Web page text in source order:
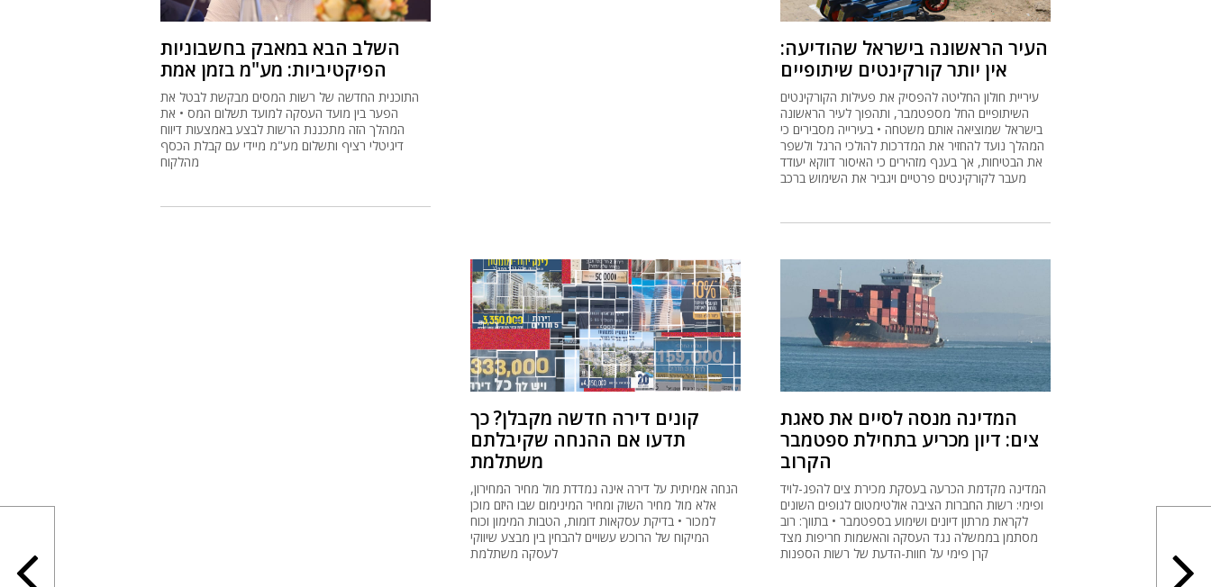
השלב הבא במאבק בחשבוניות
הפיקטיביות: מע"מ בזמן אמת
התוכנית החדשה של רשות המסים מבקשת לבטל את
הפער בין מועד העסקה למועד תשלום המס • את
המהלך הזה מתכננת הרשות לבצע באמצעות דיווח
דיגיטלי רציף ותשלום מע"מ מיידי עם קבלת הכסף
מהלקוח
העיר הראשונה בישראל שהודיעה:
אין יותר קורקינטים שיתופיים
עיריית חולון החליטה להפסיק את פעילות הקורקינטים
השיתופיים החל מספטמבר, ותהפוך לעיר הראשונה
בישראל שמוציאה אותם משטחה • בעירייה מסבירים כי
המהלך נועד להחזיר את המדרכות להולכי הרגל ולשפר
את הבטיחות, אך בענף מזהירים כי האיסור דווקא יעודד
מעבר לקורקינטים פרטיים ויגביר את השימוש ברכב
קונים דירה חדשה מקבלן? כך
תדעו אם ההנחה שקיבלתם
משתלמת
הנחה אמיתית על דירה אינה נמדדת מול מחיר המחירון,
אלא מול מחיר השוק ומחיר המינימום שבו היזם מוכן
למכור • בדיקת עסקאות דומות, הטבות המימון וכוח
המיקוח של הרוכש עשויים להבחין בין מבצע שיווקי
לעסקה משתלמת
המדינה מנסה לסיים את סאגת
צים: דיון מכריע בתחילת ספטמבר
הקרוב
המדינה מקדמת הכרעה בעסקת מכירת צים להפג-לויד
ופימי: רשות החברות הציבה אולטימטום לגופים השונים
לקראת מרתון דיונים ושימוע בספטמבר • בתווך: רוב
מסתמן בממשלה נגד העסקה והאשמות חריפות מצד
קרן פימי על חוות-הדעת של רשות הספנות